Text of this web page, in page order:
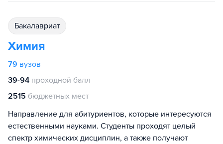
бакалавриат
Химия
79 вузов
39-94 проходной балл
2515 бюджетных мест
Направление для абитуриентов, которые интересуются
естественными науками. Студенты проходят целый
спектр химических дисциплин, а также получают